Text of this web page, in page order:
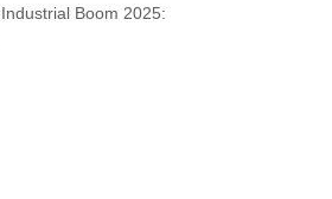
Boom 2025: